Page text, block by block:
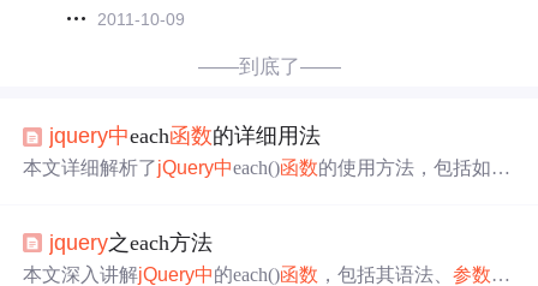
2011-10-09
——到底了——
jquery中each函数的详细用法
本文详细解析了jQuery中each()函数的使用方法，包括如何
功能。
jquery之each方法
本文深入讲解jQuery中的each()函数 ，包括其语法、参数说